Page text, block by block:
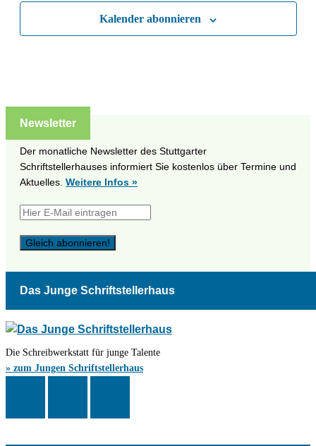
Kalender abonnieren
Newsletter
Der monatliche Newsletter des Stuttgarter
Schriftstellerhauses informiert Sie kostenlos über Termine und
Aktuelles. Weitere Infos »
Das Junge Schriftstellerhaus
Die Schreibwerkstatt für junge Talente
» zum Jungen Schriftstellerhaus